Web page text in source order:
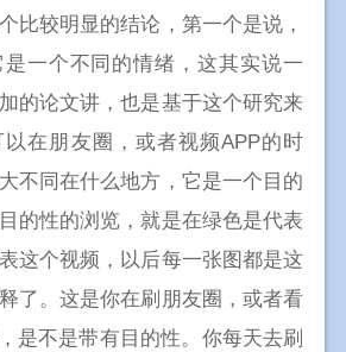
比较明显的结论，第一个是说，
一个不同的情绪，这其实说一
的论文讲，也是基于这个研究来
在朋友圈，或者视频APP的时
不同在什么地方，它是一个目的
的性的浏览，就是在绿色是代表
这个视频，以后每一张图都是这
了。这是你在刷朋友圈，或者看
是不是带有目的性。你每天去刷